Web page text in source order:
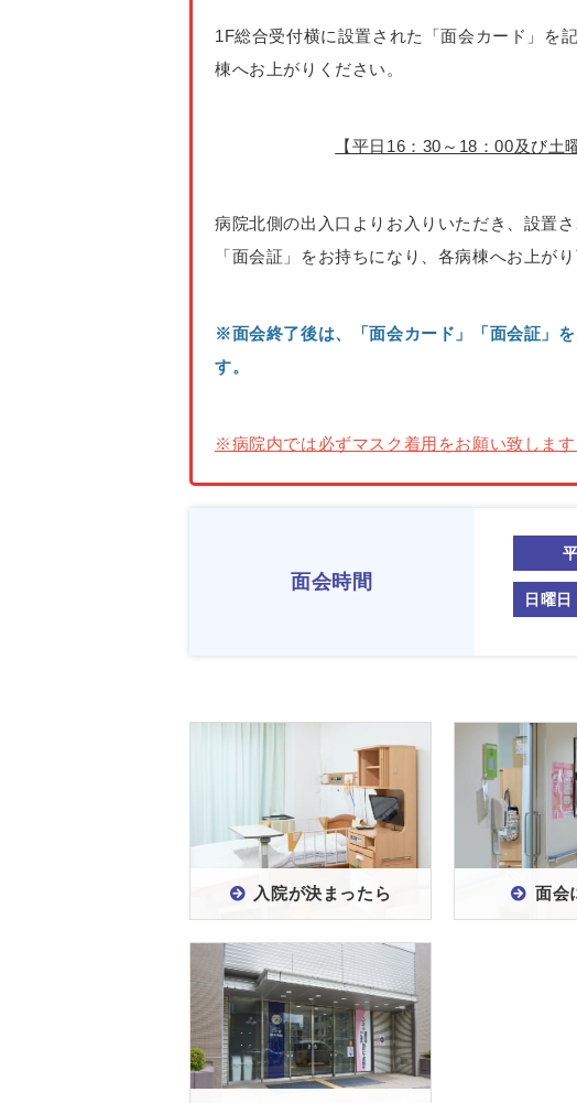
1F総合受付横に設置された「面会カード」を
棟へお上がりください。
【平日16：30～18：00及び土
病院北側の出入口よりお入りいただき、設置
「面会証」をお持ちになり、各病棟へお上が
※面会終了後は、「面会カード」「面会証」
す。
※病院内では必ずマスク着用をお願い致します
面会時間
日曜
入院が決まったら 面会